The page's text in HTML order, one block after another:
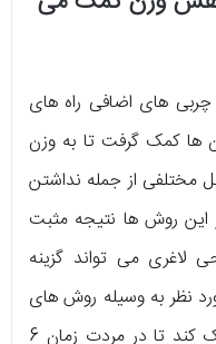
های اضافی راه های
ها کمک گرفت تا به وزن
مختلفی از جمله نداشتن
این روش ها نتیجه مثبت
لاغری می تواند گزینه
نظر به وسیله روش های
مختلفی لاغری می تواند به شما کمک کند تا در مردت زمان 6